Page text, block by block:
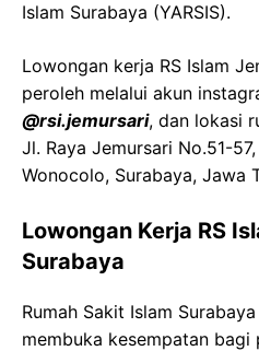
Islam Surabaya (YARSIS).
Lowongan kerja RS Islam
peroleh melalui akun
@rsi.jemursari, dan lokasi
Jl. Raya Jemursari No.51-
Wonocolo, Surabaya, Jawa
Lowongan Kerja RS
Surabaya
Rumah Sakit Islam
membuka kesempatan bagi